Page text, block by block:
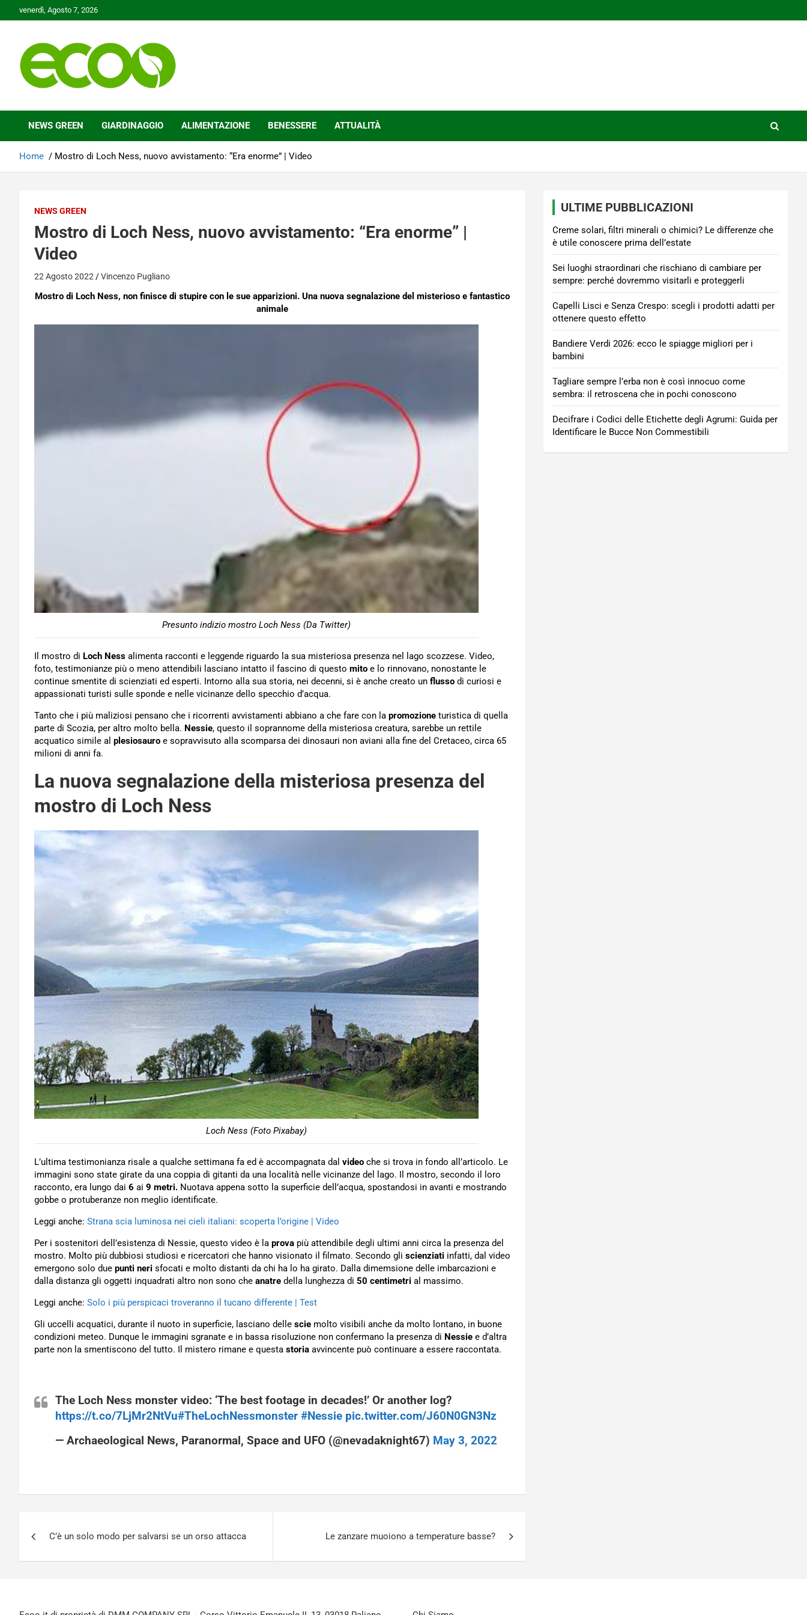
to
venerdì, Agosto 7, 2026
Ecoo.it
NEWS GREEN GIARDINAGGIO ALIMENTAZIONE BENESSERE ATTUALITÀ
Home Mostro di Loch Ness, nuovo avvistamento: “Era enorme” | Video
NEWS GREEN
Mostro di Loch Ness, nuovo avvistamento: “Era enorme” |
Video
22 Agosto 2022 Vincenzo Pugliano
Mostro di Loch Ness, non finisce di stupire con le sue apparizioni. Una nuova segnalazione del misterioso e fantastico
animale
Presunto indizio mostro Loch Ness (Da Twitter)
Il mostro di Loch Ness alimenta racconti e leggende riguardo la sua misteriosa presenza nel lago scozzese. Video,
foto, testimonianze più o meno attendibili lasciano intatto il fascino di questo mito e lo rinnovano, nonostante le
continue smentite di scienziati ed esperti. Intorno alla sua storia, nei decenni, si è anche creato un flusso di curiosi e
appassionati turisti sulle sponde e nelle vicinanze dello specchio d’acqua.
Tanto che i più maliziosi pensano che i ricorrenti avvistamenti abbiano a che fare con la promozione turistica di quella
parte di Scozia, per altro molto bella. Nessie, questo il soprannome della misteriosa creatura, sarebbe un rettile
acquatico simile al plesiosauro e sopravvisuto alla scomparsa dei dinosauri non aviani alla fine del Cretaceo, circa 65
milioni di anni fa.
La nuova segnalazione della misteriosa presenza del
mostro di Loch Ness
Loch Ness (Foto Pixabay)
L’ultima testimonianza risale a qualche settimana fa ed è accompagnata dal video che si trova in fondo all’articolo. Le
immagini sono state girate da una coppia di gitanti da una località nelle vicinanze del lago. Il mostro, secondo il loro
racconto, era lungo dai 6 ai 9 metri. Nuotava appena sotto la superficie dell’acqua, spostandosi in avanti e mostrando
gobbe o protuberanze non meglio identificate.
Leggi anche: Strana scia luminosa nei cieli italiani: scoperta l’origine | Video
Per i sostenitori dell’esistenza di Nessie, questo video è la prova più attendibile degli ultimi anni circa la presenza del
mostro. Molto più dubbiosi studiosi e ricercatori che hanno visionato il filmato. Secondo gli scienziati infatti, dal video
emergono solo due punti neri sfocati e molto distanti da chi ha lo ha girato. Dalla dimemsione delle imbarcazioni e
dalla distanza gli oggetti inquadrati altro non sono che anatre della lunghezza di 50 centimetri al massimo.
Leggi anche: Solo i più perspicaci troveranno il tucano differente | Test
Gli uccelli acquatici, durante il nuoto in superficie, lasciano delle scie molto visibili anche da molto lontano, in buone
condizioni meteo. Dunque le immagini sgranate e in bassa risoluzione non confermano la presenza di Nessie e d’altra
parte non la smentiscono del tutto. Il mistero rimane e questa storia avvincente può continuare a essere raccontata.
The Loch Ness monster video: ‘The best footage in decades!’ Or another log?
https://t.co/7LjMr2NtVu #TheLochNessmonster #Nessie
pic.twitter.com/J60N0GN3Nz
— Archaeological News, Paranormal, Space and UFO (@nevadaknight67) May 3, 2022
articoli
C’è un solo modo per salvarsi se un orso attacca Le zanzare muoiono a temperature basse?
ULTIME PUBBLICAZIONI
Creme solari, filtri minerali o chimici? Le differenze che
è utile conoscere prima dell’estate
Sei luoghi straordinari che rischiano di cambiare per
sempre: perché dovremmo visitarli e proteggerli
Capelli Lisci e Senza Crespo: scegli i prodotti adatti per
ottenere questo effetto
Bandiere Verdi 2026: ecco le spiagge migliori per i
bambini
Tagliare sempre l’erba non è così innocuo come
sembra: il retroscena che in pochi conoscono
Decifrare i Codici delle Etichette degli Agrumi: Guida per
Identificare le Bucce Non Commestibili
Ecoo.it di proprietà di DMM COMPANY SRL - Corso Vittorio Emanuele II, 13, 03018 Paliano Chi Siamo